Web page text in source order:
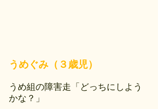
うめぐみ（３歳児）
うめ組の障害走「どっちにしよう
かな？」